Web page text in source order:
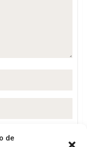
de